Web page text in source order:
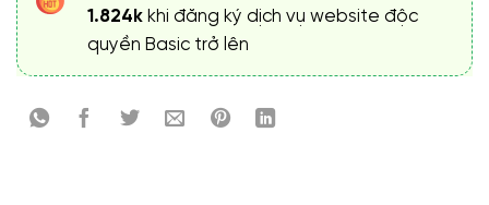
1.824k khi đăng ký dịch vụ website độc
quyền Basic trở lên